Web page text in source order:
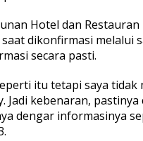
Hotel dan
saat dikonfirmasi melalui
secara pasti.
itu tetapi saya
Jadi kebenaran,
dengar informasinya